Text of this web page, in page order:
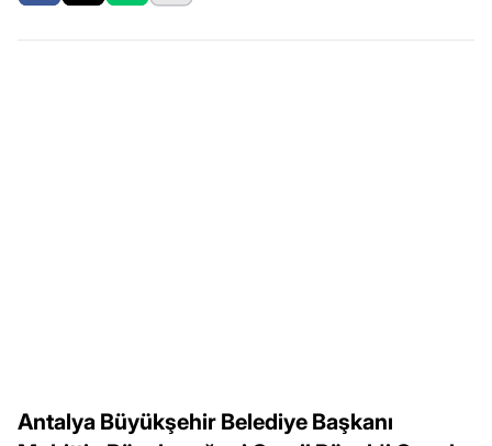
Antalya Büyükşehir Belediye Başkanı